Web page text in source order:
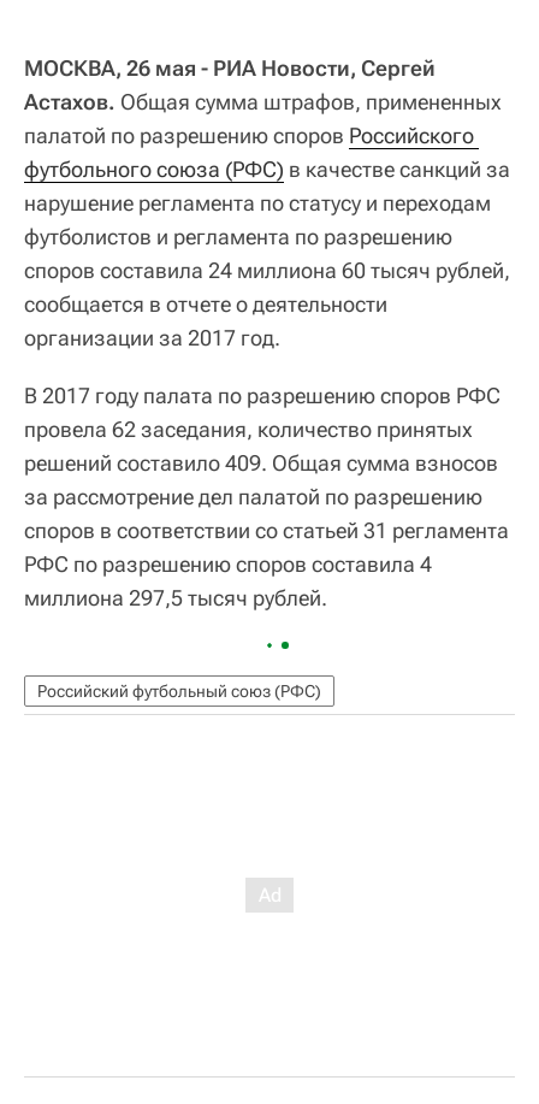
МОСКВА, 26 мая - РИА Новости, Сергей
Астахов. Общая сумма штрафов, примененных
палатой по разрешению споров Российского
футбольного союза (РФС) в качестве санкций за
нарушение регламента по статусу и переходам
футболистов и регламента по разрешению
споров составила 24 миллиона 60 тысяч рублей,
сообщается в отчете о деятельности
организации за 2017 год.
В 2017 году палата по разрешению споров РФС
провела 62 заседания, количество принятых
решений составило 409. Общая сумма взносов
за рассмотрение дел палатой по разрешению
споров в соответствии со статьей 31 регламента
РФС по разрешению споров составила 4
миллиона 297,5 тысяч рублей.
Российский футбольный союз (РФС)